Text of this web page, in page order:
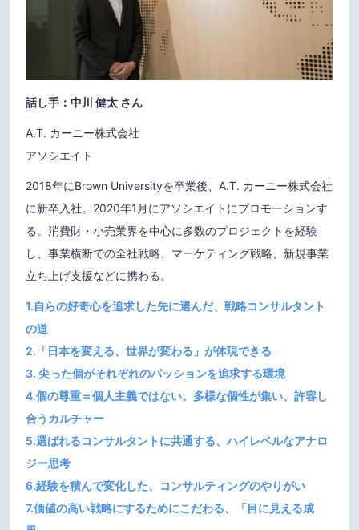
話し手：中川 健太 さん
A.T. カーニー株式会社
アソシエイト
2018年にBrown Universityを卒業後、A.T. カーニー株式会社
に新卒入社。2020年1月にアソシエイトにプロモーションす
る。消費財・小売業界を中心に多数のプロジェクトを経験
し、事業横断での全社戦略、マーケティング戦略、新規事業
立ち上げ支援などに携わる。
1.自らの好奇心を追求した先に選んだ、戦略コンサルタント
の道
2.「日本を変える、世界が変わる」が体現できる
3. 尖った個がそれぞれのパッションを追求する環境
4.個の尊重＝個人主義ではない。多様な個性が集い、許容し
合うカルチャー
5.選ばれるコンサルタントに共通する、ハイレベルなアナロ
ジー思考
6.経験を積んで変化した、コンサルティングのやりがい
7.価値の高い戦略にするためにこだわる、「目に見える成